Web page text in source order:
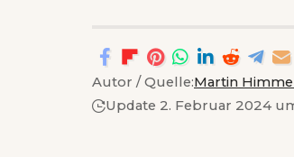
Autor / Quelle:Martin
Update 2. Februar 2024